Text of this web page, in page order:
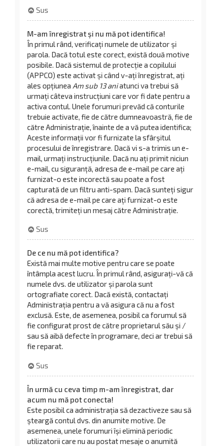
Sus
M-am înregistrat și nu mă pot identifica!
În primul rând, verificați numele de utilizator și
parola. Dacă totul este corect, există două motive
posibile. Dacă sistemul de protecție a copilului
(APPCO) este activat și când v-ați înregistrat, ați
ales opțiunea Am sub 13 aniatunci va trebui să
urmați câteva instrucțiuni care vor fi date pentru a
activa contul. Unele forumuri prevăd că conturile
trebuie activate, fie de către dumneavoastră, fie de
către Administrație, înainte de a vă putea identifica;
Aceste informații vor fi furnizate la sfârșitul
procesului de înregistrare. Dacă vi s-a trimis un e-
mail, urmați instrucțiunile. Dacă nu ați primit niciun
e-mail, cu siguranță, adresa de e-mail pe care ați
furnizat-o este incorectă sau poate a fost
capturată de un filtru anti-spam. Dacă sunteți sigur
că adresa de e-mail pe care ați furnizat-o este
corectă, trimiteți un mesaj către Administrație.
Sus
De ce nu mă pot identifica?
Există mai multe motive pentru care se poate
întâmpla acest lucru. În primul rând, asigurați-vă că
numele dvs. de utilizator și parola sunt
ortografiate corect. Dacă există, contactați
Administrația pentru a vă asigura că nu a fost
exclusă. Este, de asemenea, posibil ca forumul să
fie configurat prost de către proprietarul său și /
sau să aibă defecte în programare, deci ar trebui să
fie reparat.
Sus
În urmă cu ceva timp m-am înregistrat, dar
acum nu mă pot conecta!
Este posibil ca administrația să dezactiveze sau să
șteargă contul dvs. din anumite motive. De
asemenea, unele forumuri își elimină periodic
utilizatorii care nu au postat mesaje o anumită